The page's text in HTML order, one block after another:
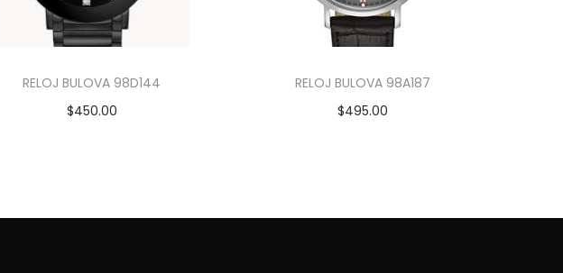
RELOJ BULOVA 98D144
$450.00
RELOJ BULOVA 98A187
$495.00